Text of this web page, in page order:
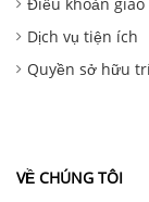
Dịch vụ tiện ích
Quyền sở hữu
VỀ CHÚNG TÔI